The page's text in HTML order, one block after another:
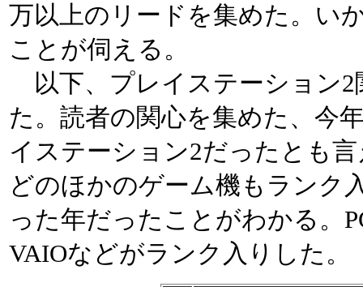
万以上のリードを集めた。い
ことが伺える。
以下、プレイステーション2
た。読者の関心を集めた、今
イステーション2だったとも
どのほかのゲーム機もランク
った年だったことがわかる。
VAIOなどがランク入りした。